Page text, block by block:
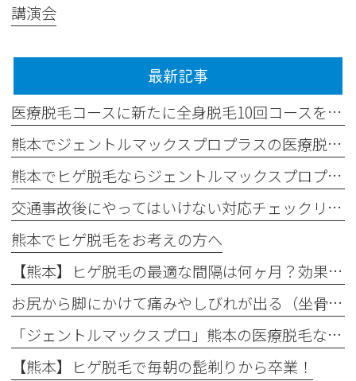
講演会
最新記事
医療脱毛コースに新たに全身脱毛10回コースを追加しました✨
熊本でジェントルマックスプロプラスの医療脱毛なら平山整形外科医院
熊本でヒゲ脱毛ならジェントルマックスプロプラス導入の平山整形外科医院へ
交通事故後にやってはいけない対応チェックリスト
熊本でヒゲ脱毛をお考えの方へ
【熊本】ヒゲ脱毛の最適な間隔は何ヶ月？効果が出る理想の回数と頻度
お尻から脚にかけて痛みやしびれが出る（坐骨神経痛）
「ジェントルマックスプロ」熊本の医療脱毛なら｜最新モデル「ジェントルマックスプロプラス」がおすすめ！
【熊本】ヒゲ脱毛で毎朝の髭剃りから卒業！